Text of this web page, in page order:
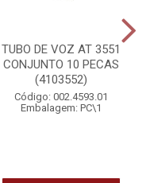
TUBO DE VOZ AT 3551
CONJUNTO 10 PECAS
(4103552)
Código: 002.4593.01
Embalagem: PC\1